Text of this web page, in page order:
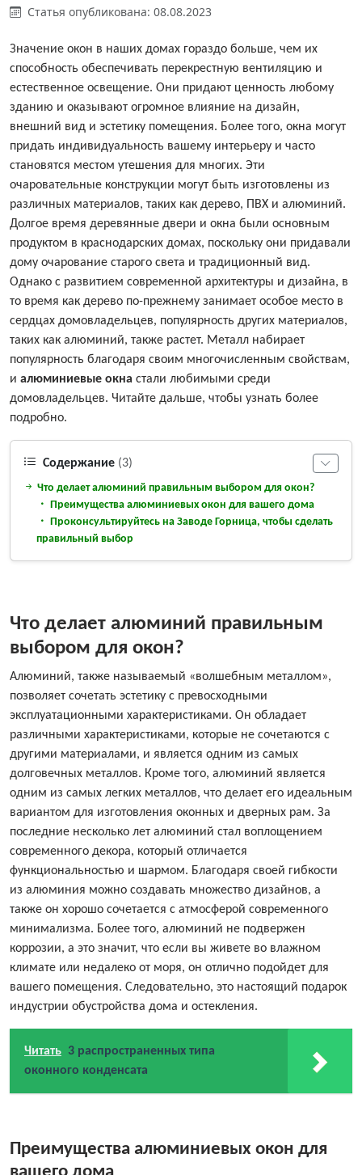
Статья опубликована: 08.08.2023
Значение окон в наших домах гораздо больше, чем их
способность обеспечивать перекрестную вентиляцию и
естественное освещение. Они придают ценность любому
зданию и оказывают огромное влияние на дизайн,
внешний вид и эстетику помещения. Более того, окна могут
придать индивидуальность вашему интерьеру и часто
становятся местом утешения для многих. Эти
очаровательные конструкции могут быть изготовлены из
различных материалов, таких как дерево, ПВХ и алюминий.
Долгое время деревянные двери и окна были основным
продуктом в краснодарских домах, поскольку они придавали
дому очарование старого света и традиционный вид.
Однако с развитием современной архитектуры и дизайна, в
то время как дерево по-прежнему занимает особое место в
сердцах домовладельцев, популярность других материалов,
таких как алюминий, также растет. Металл набирает
популярность благодаря своим многочисленным свойствам,
и алюминиевые окна стали любимыми среди
домовладельцев. Читайте дальше, чтобы узнать более
подробно.
Содержание (3)
Что делает алюминий правильным выбором для окон?
Преимущества алюминиевых окон для вашего дома
Проконсультируйтесь на Заводе Горница, чтобы сделать
правильный выбор
Что делает алюминий правильным
выбором для окон?
Алюминий, также называемый «волшебным металлом»,
позволяет сочетать эстетику с превосходными
эксплуатационными характеристиками. Он обладает
различными характеристиками, которые не сочетаются с
другими материалами, и является одним из самых
долговечных металлов. Кроме того, алюминий является
одним из самых легких металлов, что делает его идеальным
вариантом для изготовления оконных и дверных рам. За
последние несколько лет алюминий стал воплощением
современного декора, который отличается
функциональностью и шармом. Благодаря своей гибкости
из алюминия можно создавать множество дизайнов, а
также он хорошо сочетается с атмосферой современного
минимализма. Более того, алюминий не подвержен
коррозии, а это значит, что если вы живете во влажном
климате или недалеко от моря, он отлично подойдет для
вашего помещения. Следовательно, это настоящий подарок
индустрии обустройства дома и остекления.
Читать 3 распространенных типа
оконного конденсата
Преимущества алюминиевых окон для